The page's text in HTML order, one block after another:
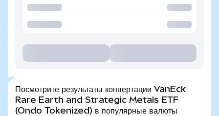
Посмотрите результаты конвертации VanEck
Rare Earth and Strategic Metals ETF
(Ondo Tokenized) в популярные валюты